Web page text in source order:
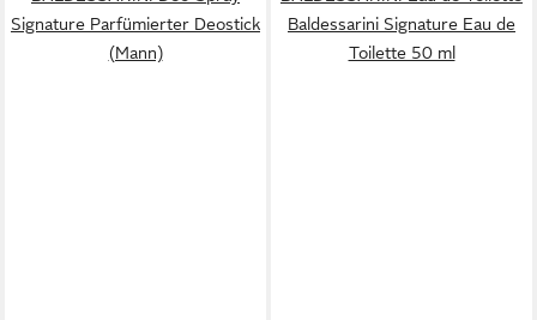
Signature Parfümierter Deostick
(Mann)
Baldessarini Signature Eau de
Toilette 50 ml